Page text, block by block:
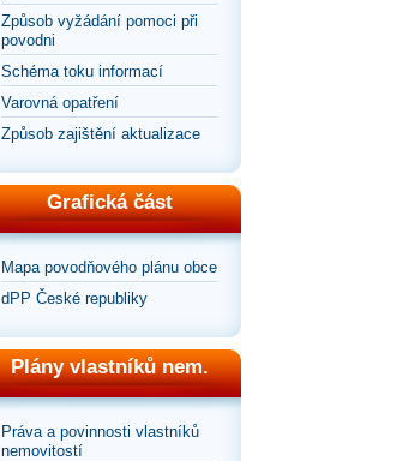
Způsob vyžádání pomoci při
povodni
Schéma toku informací
Varovná opatření
Způsob zajištění aktualizace
Grafická část
Mapa povodňového plánu obce
dPP České republiky
Plány vlastníků nem.
Práva a povinnosti vlastníků
nemovitostí